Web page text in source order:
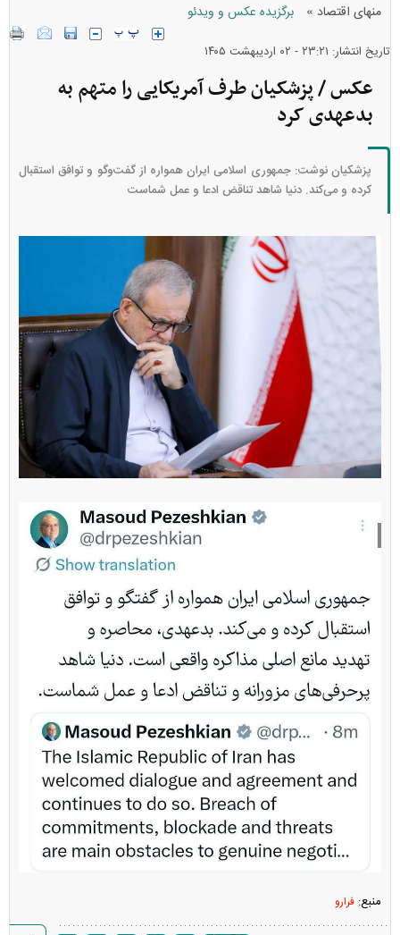
منهای اقتصاد » برگزیده عکس و ویدئو
تاریخ انتشار: ۲۳:۲۱ - ۰۲ ارديبهشت ۱۴۰۵
عکس / پزشکیان طرف آمریکایی را متهم به
بدعهدی کرد
پزشکیان نوشت: جمهوری اسلامی ایران همواره از گفت‌و‌گو و توافق استقبال
کرده و می‌کند. دنیا شاهد تناقض ادعا و عمل شماست
منبع: فرارو